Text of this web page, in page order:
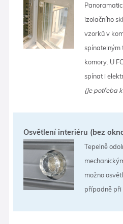
izolačního
vzorků v
spínatelným
komory. U
spínat i
(Je potřeba
Osvětlení interiéru (bez
Tepelně
možno
případně při